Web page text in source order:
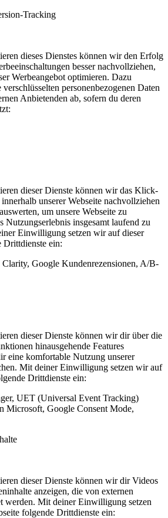
Tracking
dieses Dienstes können wir den Erfolg
besser nachvollziehen,
Werbeangebot optimieren. Dazu
personenbezogenen Daten
Anbietenden ab, sofern du deren
dieser Dienste können wir das Klick-
unserer Webseite nachvollziehen
um unsere Webseite zu
Nutzungserlebnis insgesamt laufend zu
Einwilligung setzen wir auf dieser
Drittdienste ein:
Google Kundenrezensionen, A/B-
dieser Dienste können wir dir über die
hinausgehende Features
eine komfortable Nutzung unserer
Mit deiner Einwilligung setzen wir auf
Drittdienste ein:
UET (Universal Event Tracking)
Microsoft, Google Consent Mode,
dieser Dienste können wir dir Videos
anzeigen, die von externen
werden. Mit deiner Einwilligung setzen
folgende Drittdienste ein: